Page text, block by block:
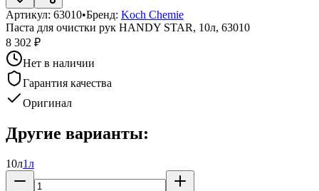
Артикул: 63010•Бренд: Koch Chemie
Паста для очистки рук HANDY STAR, 10л, 63010
8 302 ₽
Нет в наличии
Гарантия качества
Оригинал
Другие варианты:
10л1л